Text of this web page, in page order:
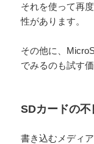
それを使って再
性があります。
その他に、
でみるのも試す
SDカードの不
書き込むメディ